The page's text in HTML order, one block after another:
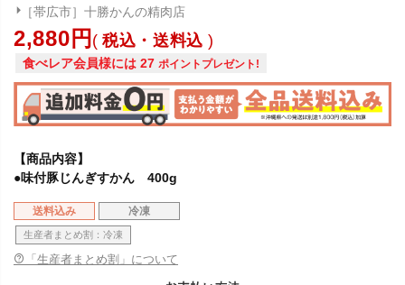
［帯広市］十勝かんの精肉店
2,880 税込・送料込
食べレア会員様には 27 ポイントプレゼント!
【商品内容】
●味付豚じんぎすかん 400g
送料込み 冷凍
生産者まとめ割：冷凍
「生産者まとめ割」について